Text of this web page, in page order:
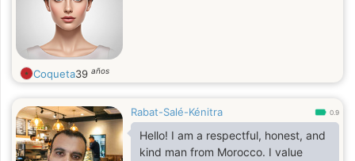
Coqueta39 años
Rabat-Salé-Kénitra 0.9
Hello! I am a respectful, honest, and
kind man from Morocco. I value